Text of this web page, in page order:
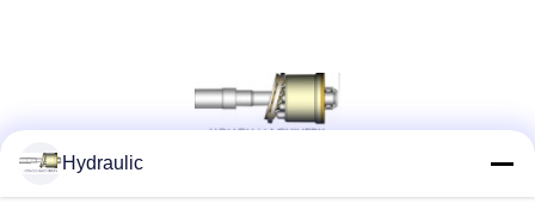
Hydraulic